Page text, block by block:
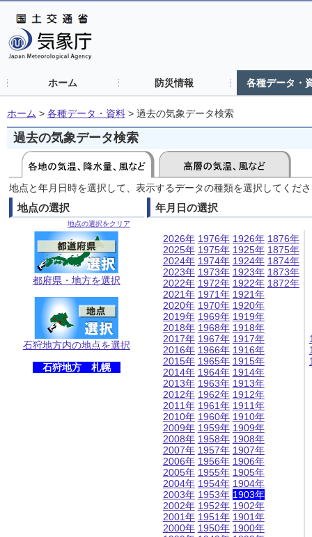
ホーム 防災情報 各種データ・
ホーム > 各種データ・資料 > 過去の気象データ検索
過去の気象データ検索
地点と年月日時を選択して、表示するデータの種類を選択してくだ
地点の選択
地点の選択をクリア
都府県・地方を選択
石狩地方内の地点を選択
石狩地方 札幌
年月日の選択
2026年
2025年
2024年
2023年
2022年
2021年
2020年
2019年
2018年
2017年
2016年
2015年
2014年
2013年
2012年
2011年
2010年
2009年
2008年
2007年
2006年
2005年
2004年
2003年
2002年
2001年
2000年
1976年
1975年
1974年
1973年
1972年
1971年
1970年
1969年
1968年
1967年
1966年
1965年
1964年
1963年
1962年
1961年
1960年
1959年
1958年
1957年
1956年
1955年
1954年
1953年
1952年
1951年
1950年
1926年
1925年
1924年
1923年
1922年
1921年
1920年
1919年
1918年
1917年
1916年
1915年
1914年
1913年
1912年
1911年
1910年
1909年
1908年
1907年
1906年
1905年
1904年
1903年
1902年
1901年
1900年
1876年
1875年
1874年
1873年
1872年